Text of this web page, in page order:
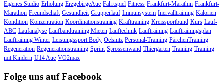
Eigenes Studio Erholung ErzgebirgeAue Fahrtspiel Fitness Frankfurt-Marathin Frankfurt-
Marathon Freundschaft Gesundheit Gruppenlauf Immunsystem Inervalltraining Kalorien
Kondition Konzentration Koordinationstraining Krafttraining Kreissportbund Kurs Lauf-
ABC Laufanalyse Laufbandtraining Mieten Lauftechnik Lauftraining Lauftrainingsplan
Lauftraining Winter Leistungssport Body Oelsnitz Personal-Training PärchenTraining
Regeneration Regenerationstraining Sprint Sprossenwand Thiergarten Training Training
mit Kindern U14 Aue VO2max
Folge uns auf Facebook